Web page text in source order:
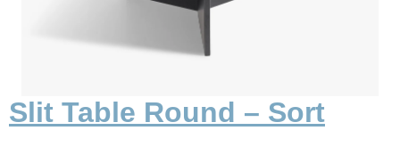
Slit Table Round – Sort